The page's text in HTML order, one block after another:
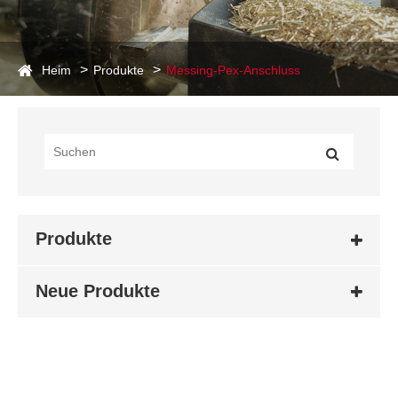
Heim Produkte Messing-Pex-Anschluss
Produkte
Neue Produkte